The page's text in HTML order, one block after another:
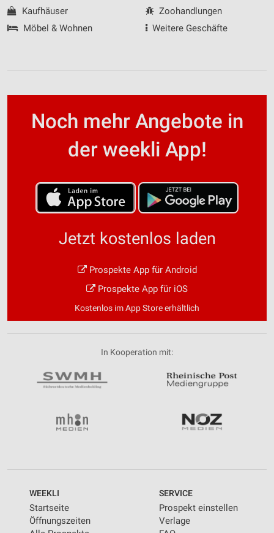
Kaufhäuser
Möbel & Wohnen
Zoohandlungen
Weitere Geschäfte
Noch mehr Angebote in
der weekli App!
Jetzt kostenlos laden
Prospekte App für Android
Prospekte App für iOS
Kostenlos im App Store erhältlich
In Kooperation mit:
WEEKLI
Startseite
Öffnungszeiten
SERVICE
Prospekt einstellen
Verlage